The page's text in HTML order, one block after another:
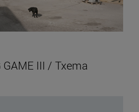
III / Txema